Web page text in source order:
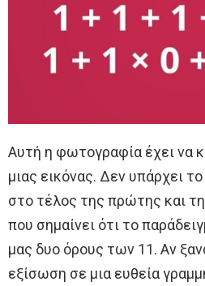
Αυτή η φωτογραφία έχει να
μιας εικόνας. Δεν υπάρχει
στο τέλος της πρώτης και
που σημαίνει ότι το
μας δυο όρους των 11. Αν
εξίσωση σε μια ευθεία